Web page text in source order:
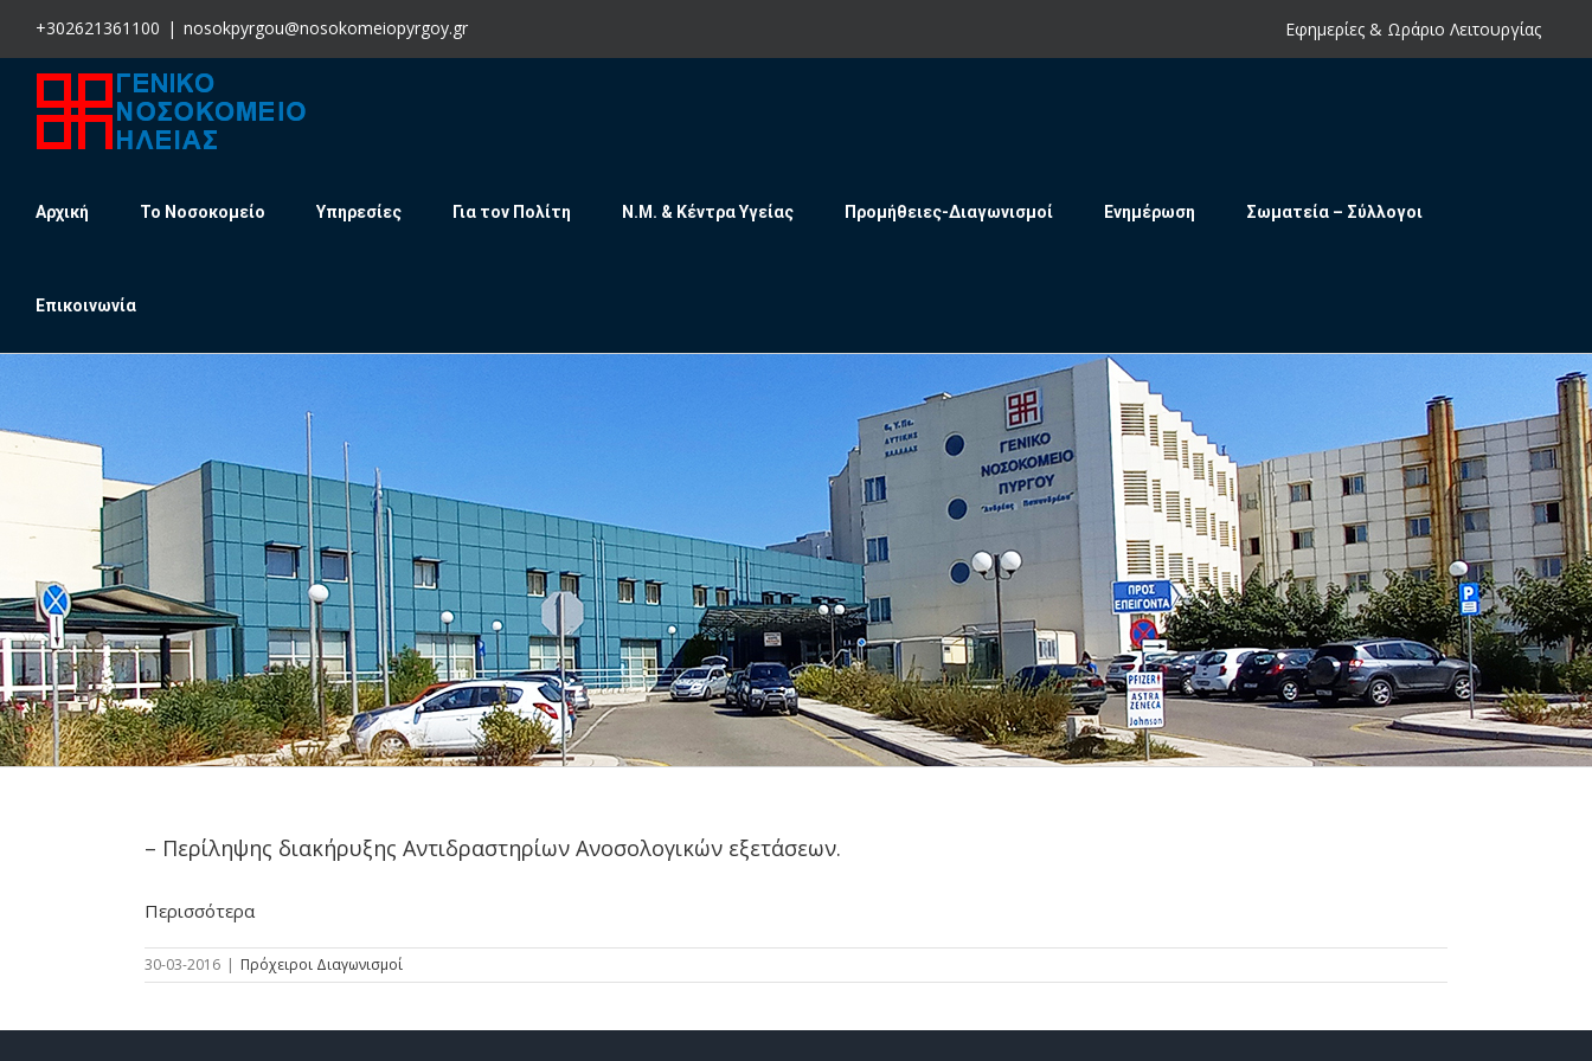
content
+302621361100 | nosokpyrgou@nosokomeiopyrgoy.gr Εφημερίες & Ωράριο Λειτουργίας
Αρχική Το Νοσοκομείο Υπηρεσίες Για τον Πολίτη Ν.Μ. & Κέντρα Υγείας Προμήθειες-Διαγωνισμοί Ενημέρωση Σωματεία – Σύλλογοι
Επικοινωνία
– Περίληψης διακήρυξης Αντιδραστηρίων Ανοσολογικών εξετάσεων.
Περισσότερα
30-03-2016 | Πρόχειροι Διαγωνισμοί